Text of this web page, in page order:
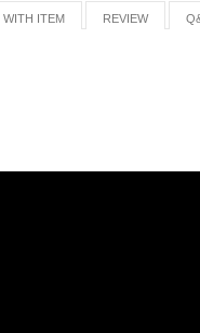
WITH ITEM REVIEW